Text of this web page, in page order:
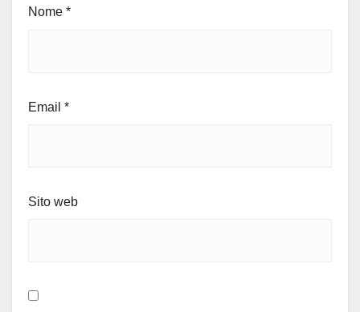
Nome *
Email *
Sito web